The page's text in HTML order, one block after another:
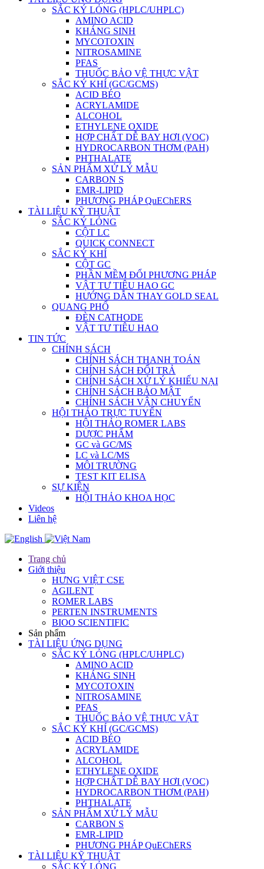
SẮC KÝ LỎNG (HPLC/UHPLC)
AMINO ACID
KHÁNG SINH
MYCOTOXIN
NITROSAMINE
PFAS
THUỐC BẢO VỆ THỰC VẬT
SẮC KÝ KHÍ (GC/GCMS)
ACID BÉO
ACRYLAMIDE
ALCOHOL
ETHYLENE OXIDE
HỢP CHẤT DỄ BAY HƠI (VOC)
HYDROCARBON THƠM (PAH)
PHTHALATE
SẢN PHẨM XỬ LÝ MẪU
CARBON S
EMR-LIPID
PHƯƠNG PHÁP QuEChERS
TÀI LIỆU KỸ THUẬT
SẮC KÝ LỎNG
CỘT LC
QUICK CONNECT
SẮC KÝ KHÍ
CỘT GC
PHẦN MỀM ĐỔI PHƯƠNG PHÁP
VẬT TƯ TIÊU HAO GC
HƯỚNG DẪN THAY GOLD SEAL
QUANG PHỔ
ĐÈN CATHODE
VẬT TƯ TIÊU HAO
TIN TỨC
CHÍNH SÁCH
CHÍNH SÁCH THANH TOÁN
CHÍNH SÁCH ĐỔI TRẢ
CHÍNH SÁCH XỬ LÝ KHIẾU NẠI
CHÍNH SÁCH BẢO MẬT
CHÍNH SÁCH VẬN CHUYỂN
HỘI THẢO TRỰC TUYẾN
HỘI THẢO ROMER LABS
DƯỢC PHẨM
GC và GC/MS
LC và LC/MS
MÔI TRƯỜNG
TEST KIT ELISA
SỰ KIỆN
HỘI THẢO KHOA HỌC
Videos
Liên hệ
Trang chủ
Giới thiệu
HƯNG VIỆT CSE
AGILENT
ROMER LABS
PERTEN INSTRUMENTS
BIOO SCIENTIFIC
Sản phẩm
TÀI LIỆU ỨNG DỤNG
SẮC KÝ LỎNG (HPLC/UHPLC)
AMINO ACID
KHÁNG SINH
MYCOTOXIN
NITROSAMINE
PFAS
THUỐC BẢO VỆ THỰC VẬT
SẮC KÝ KHÍ (GC/GCMS)
ACID BÉO
ACRYLAMIDE
ALCOHOL
ETHYLENE OXIDE
HỢP CHẤT DỄ BAY HƠI (VOC)
HYDROCARBON THƠM (PAH)
PHTHALATE
SẢN PHẨM XỬ LÝ MẪU
CARBON S
EMR-LIPID
PHƯƠNG PHÁP QuEChERS
TÀI LIỆU KỸ THUẬT
SẮC KÝ LỎNG